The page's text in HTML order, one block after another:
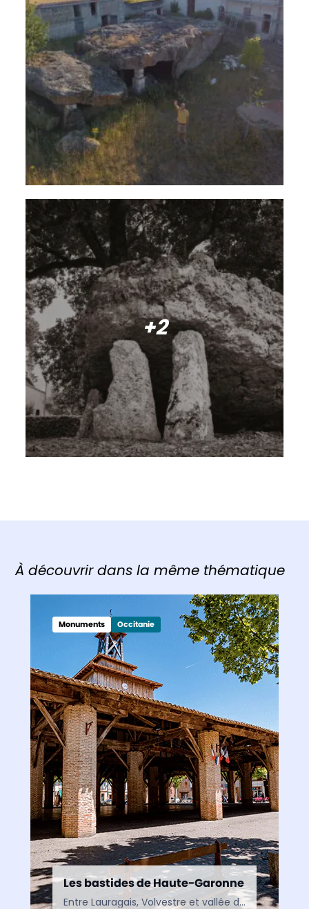
+2
À découvrir dans la même thématique
Monuments Occitanie
Les bastides de Haute-Garonne
Entre Lauragais, Volvestre et vallée de la Garonne, les bastides de Haute-Garonne racontent l’histoire des villes nouvelles du Moyen Âge. De Revel à Grenade, ces cités de caractère dévoilent un…